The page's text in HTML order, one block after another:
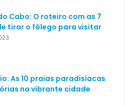
Cabo: O roteiro com as 7
tirar o fôlego para visitar
As 10 praias paradisíacas
na vibrante cidade